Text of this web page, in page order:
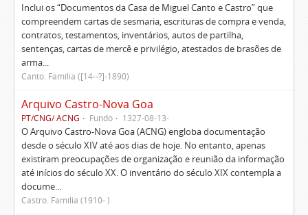
Inclui os “Documentos da Casa de Miguel Canto e Castro” que
compreendem cartas de sesmaria, escrituras de compra e venda,
contratos, testamentos, inventários, autos de partilha,
sentenças, cartas de mercê e privilégio, atestados de brasões de
arma...
Canto. Família ([14--?]-1890)
Arquivo Castro-Nova Goa
PT/CNG/ ACNG Fundo 1327-08-13-
O Arquivo Castro-Nova Goa (ACNG) engloba documentação
desde o século XIV até aos dias de hoje. No entanto, apenas
existiram preocupações de organização e reunião da informação
até inícios do século XX. O inventário do século XIX contempla a
docume...
Castro. Família (1910- )